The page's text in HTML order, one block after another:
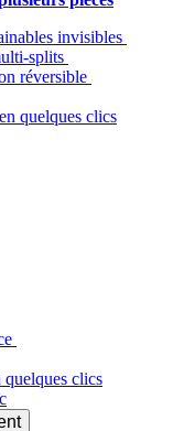
invisibles
splits
réversible
quelques clics
clics